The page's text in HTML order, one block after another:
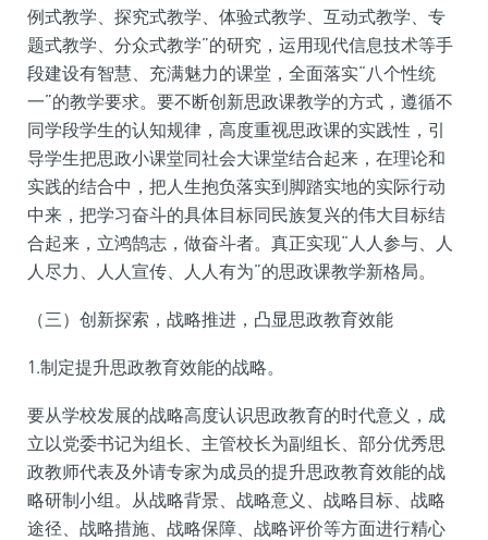
例式教学、探究式教学、体验式教学、互动式教学、专
题式教学、分众式教学”的研究，运用现代信息技术等手
段建设有智慧、充满魅力的课堂，全面落实“八个性统
一”的教学要求。要不断创新思政课教学的方式，遵循不
同学段学生的认知规律，高度重视思政课的实践性，引
导学生把思政小课堂同社会大课堂结合起来，在理论和
实践的结合中，把人生抱负落实到脚踏实地的实际行动
中来，把学习奋斗的具体目标同民族复兴的伟大目标结
合起来，立鸿鹄志，做奋斗者。真正实现“人人参与、人
人尽力、人人宣传、人人有为”的思政课教学新格局。
（三）创新探索，战略推进，凸显思政教育效能
1.制定提升思政教育效能的战略。
要从学校发展的战略高度认识思政教育的时代意义，成
立以党委书记为组长、主管校长为副组长、部分优秀思
政教师代表及外请专家为成员的提升思政教育效能的战
略研制小组。从战略背景、战略意义、战略目标、战略
途径、战略措施、战略保障、战略评价等方面进行精心